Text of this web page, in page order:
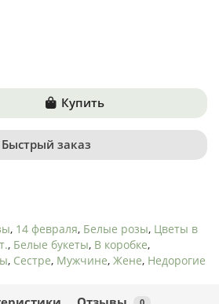
Купить
Быстрый заказ
, 14 февраля, Белые розы, Цветы в
, Белые букеты, В коробке,
, Сестре, Мужчине, Жене, Недорогие